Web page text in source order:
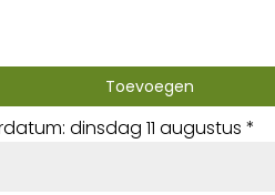
Toevoegen
dinsdag 11 augustus *